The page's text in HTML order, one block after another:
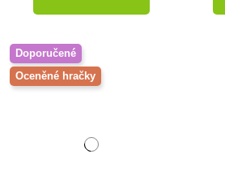
Doporučené
Oceněné hračky